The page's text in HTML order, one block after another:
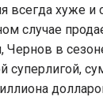
всегда хуже и
случае
Чернов в
суперлигой,